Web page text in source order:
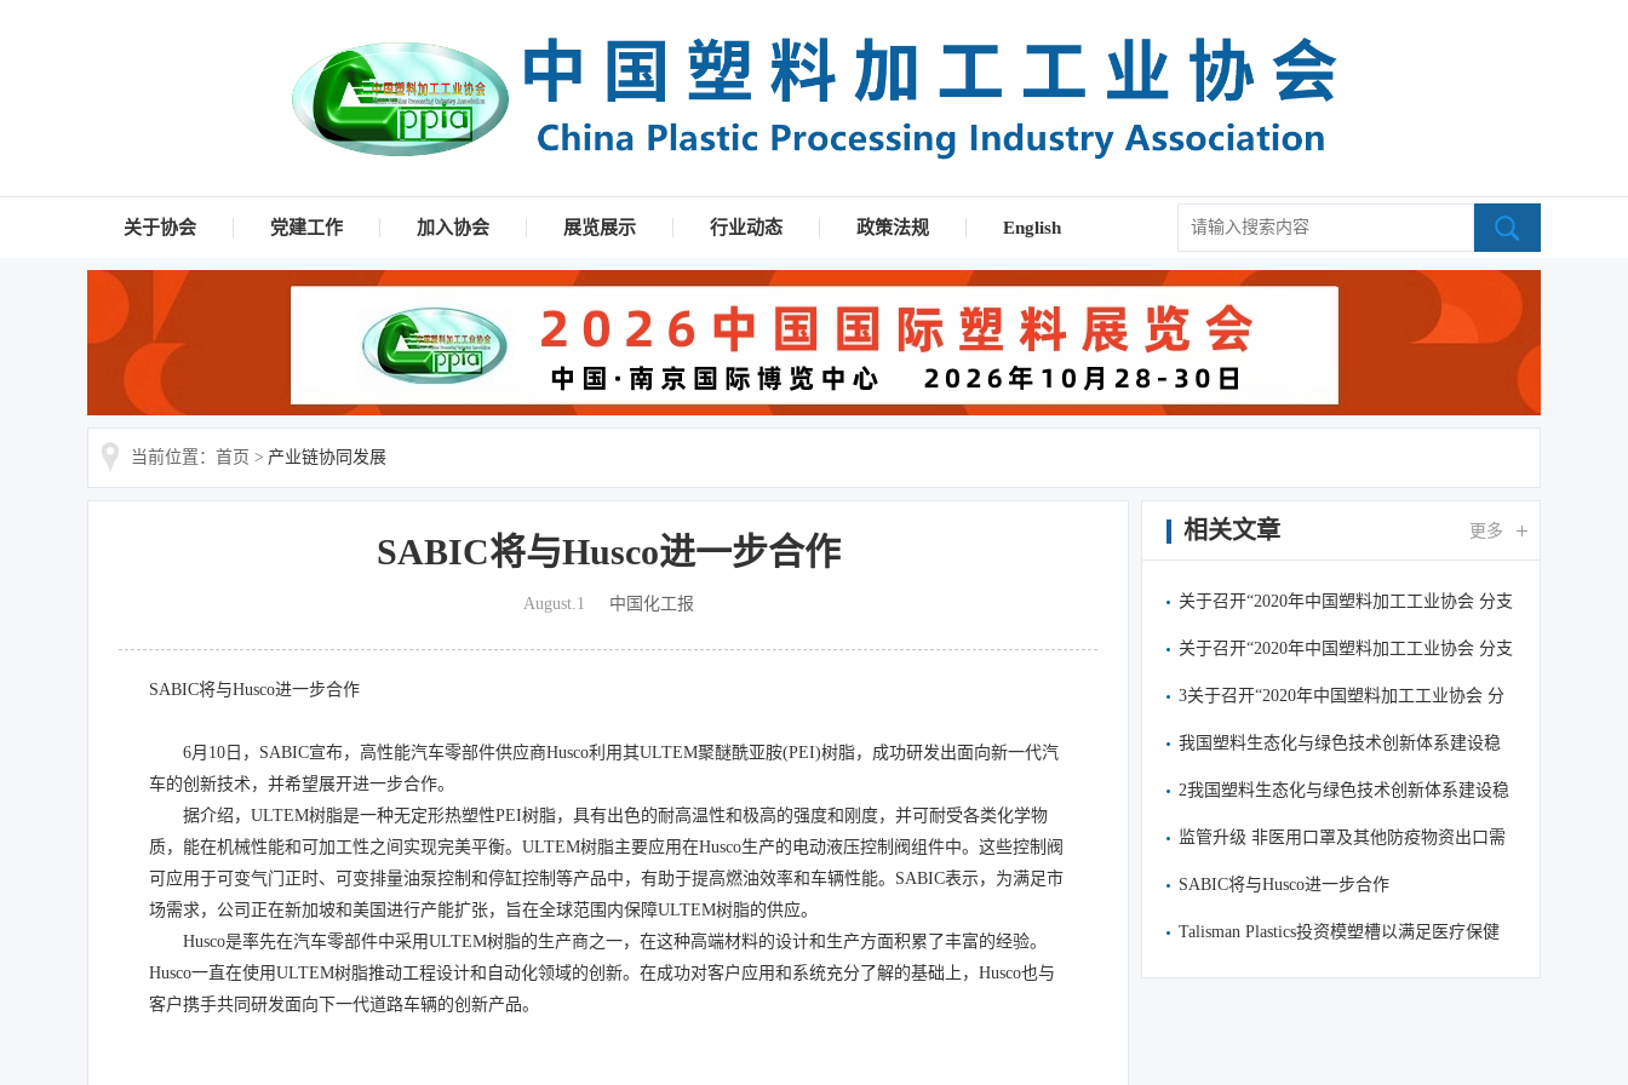
关于协会 党建工作 加入协会 展览展示 行业动态 政策法规 English
当前位置：首页 > 产业链协同发展
SABIC将与Husco进一步合作
August.1 中国化工报
SABIC将与Husco进一步合作
6月10日，SABIC宣布，高性能汽车零部件供应商Husco利用其ULTEM聚醚酰亚胺(PEI)树脂，成功研发出面向新一代汽
车的创新技术，并希望展开进一步合作。
据介绍，ULTEM树脂是一种无定形热塑性PEI树脂，具有出色的耐高温性和极高的强度和刚度，并可耐受各类化学物
质，能在机械性能和可加工性之间实现完美平衡。ULTEM树脂主要应用在Husco生产的电动液压控制阀组件中。这些控制阀
可应用于可变气门正时、可变排量油泵控制和停缸控制等产品中，有助于提高燃油效率和车辆性能。SABIC表示，为满足市
场需求，公司正在新加坡和美国进行产能扩张，旨在全球范围内保障ULTEM树脂的供应。
Husco是率先在汽车零部件中采用ULTEM树脂的生产商之一，在这种高端材料的设计和生产方面积累了丰富的经验。
Husco一直在使用ULTEM树脂推动工程设计和自动化领域的创新。在成功对客户应用和系统充分了解的基础上，Husco也与
客户携手共同研发面向下一代道路车辆的创新产品。
相关文章 更多
关于召开“2020年中国塑料加工工业协会 分支
关于召开“2020年中国塑料加工工业协会 分支
3关于召开“2020年中国塑料加工工业协会 分
我国塑料生态化与绿色技术创新体系建设稳
2我国塑料生态化与绿色技术创新体系建设稳
监管升级 非医用口罩及其他防疫物资出口需
SABIC将与Husco进一步合作
Talisman Plastics投资模塑槽以满足医疗保健